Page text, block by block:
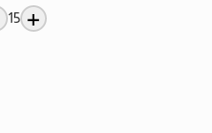
+
15